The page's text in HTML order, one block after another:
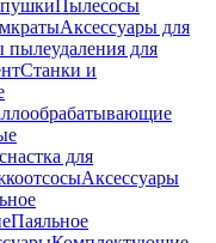
Пылесосы
Аксессуары для
пылеудаления для
Станки и
для
Аксессуары
Паяльное